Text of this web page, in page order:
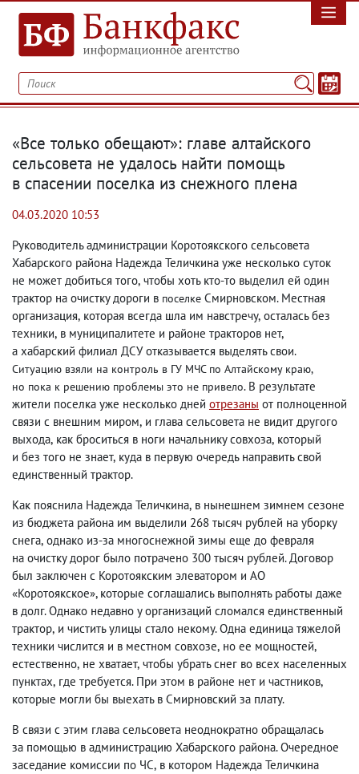
«Все только обещают»: главе алтайского
сельсовета не удалось найти помощь
в спасении поселка из снежного плена
04.03.2020 10:53
Руководитель администрации Коротоякского сельсовета
Хабарского района Надежда Теличкина уже несколько суток
не может добиться того, чтобы хоть кто-то выделил ей один
трактор на очистку дороги в поселке Смирновском. Местная
организация, которая всегда шла им навстречу, осталась без
техники, в муниципалитете и районе тракторов нет,
а хабарский филиал ДСУ отказывается выделять свои.
Ситуацию взяли на контроль в ГУ МЧС по Алтайскому краю,
но пока к решению проблемы это не привело. В результате
жители поселка уже несколько дней отрезаны от полноценной
связи с внешним миром, и глава сельсовета не видит другого
выхода, как броситься в ноги начальнику совхоза, который
и без того не знает, куда в первую очередь направить свой
единственный трактор.
Как пояснила Надежда Теличкина, в нынешнем зимнем сезоне
из бюджета района им выделили 268 тысяч рублей на уборку
снега, однако из-за многоснежной зимы еще до февраля
на очистку дорог было потрачено 300 тысяч рублей. Договор
был заключен с Коротоякским элеватором и АО
«Коротоякское», которые соглашались выполнять работы даже
в долг. Однако недавно у организаций сломался единственный
трактор, и чистить улицы стало некому. Одна единица тяжелой
техники числится и в местном совхозе, но ее мощностей,
естественно, не хватает, чтобы убрать снег во всех населенных
пунктах, где требуется. При этом в районе нет и частников,
которые могли бы выехать в Смирновский за плату.
В связи с этим глава сельсовета неоднократно обращалась
за помощью в администрацию Хабарского района. Очередное
заседание комиссии по ЧС, в котором Надежда Теличкина